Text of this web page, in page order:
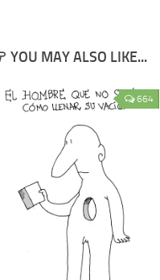
YOU MAY ALSO LIKE...
664